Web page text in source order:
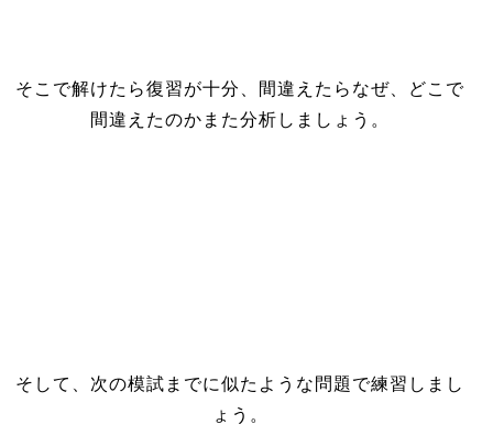
そこで解けたら復習が十分、間違えたらなぜ、どこで
間違えたのかまた分析しましょう。
そして、次の模試までに似たような問題で練習しまし
ょう。